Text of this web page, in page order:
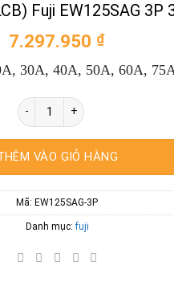
Fuji EW125SAG 3P
7.297.950 ₫
30A, 40A, 50A, 60A,
Aptomat (ELCB) Fuji
VÀO GIỎ HÀNG
Mã: EW125SAG-3P
Danh mục:fuji